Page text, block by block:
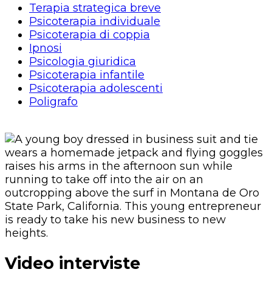
Terapia strategica breve
Psicoterapia individuale
Psicoterapia di coppia
Ipnosi
Psicologia giuridica
Psicoterapia infantile
Psicoterapia adolescenti
Poligrafo
Video interviste